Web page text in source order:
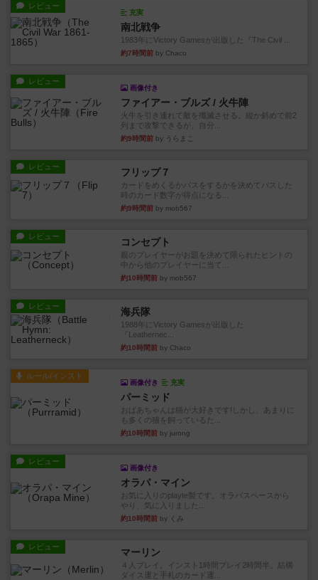
レビュー
充実
南北戦争
1983年にVictory Gamesが出版した『The Civil ...
約7時間前 by Chaco
レビュー
画像付き
ファイアー・ブルズ / 火牛陣
火牛を引き連れて敵を殲滅させる。縦か斜めで前2
列まで攻撃できるが、自分...
約9時間前 by うらまこ
レビュー フリップ７
カードをめくるかパスをするかを決めてパスした
時のカード数字が得点になる...
約9時間前 by mob567
レビュー コンセプト
親のプレイヤーがお題を決めて限られたヒントの
中から他のプレイヤーに当て...
約10時間前 by mob567
レビュー 海兵隊
1988年にVictory Gamesが出版した
『Leathernec...
約10時間前 by Chaco
ルール/インスト
画像付き 充実
パーミッド
おばあちゃんは猫が大好きです!しかし、あまりに
も多くの猫を飼っているた...
約10時間前 by jurong
レビュー
画像付き
オラパ・マイン
お気に入りのplayte製です。オラパスペースから
やり、気に入りました...
約10時間前 by くみ
レビュー マーリン
４人プレイ。インスト1時間プレイ2時間半。結構
ダイス運と手札のカード運...